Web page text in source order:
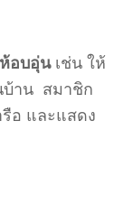
อบอุ่น เช่น ให้
บ้าน สมาชิก
อ และแสดง